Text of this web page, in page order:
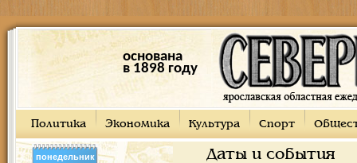
основана
в 1898 году
Политика Экономика Культура Спорт
Даты и события
понедельник